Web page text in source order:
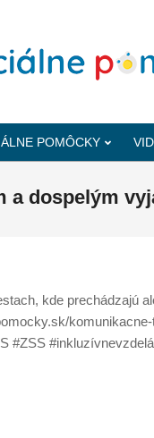
POMÔCKY
a dospelým
kde prechádzajú